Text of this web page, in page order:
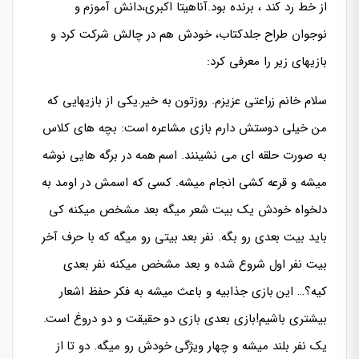
از خط رد کند ، برنده بود.آناهیتا اکبری،دانش آموزم و
نوجوان طراح جلدکتاب، خودش هم در چالش شرکت کرد و
بازیهای زیر را معرفی کرد:
سلام خانم زراعتی عزیزم. روزتون به خیر.یکی از بازیهایی که
من خیلی دوستش دارم بازی مشاعره است: بچه های کلاس
به صورت حلقه ای می نشینند. اسم همه در برگه هایی نوشه
میشه و قرعه کشی انجام میشه. کسی که اسمش در اومد به
دلخواه خودش یک بیت شعر میگه بعد مشخص میکنه کی
باید بیت بعدی رو بگه. نفر بعد بیتی رو میگه که با حرف آخر
بیت نفر اول شروع شده و بعد مشخص میکنه نفر بعدی
کیه؟… این بازی جذابیه و باعث میشه به فکر حفظ اشعار
بیشتری باشیم!بازی بعدی بازی دو حقیقت و دو دروغ است.
یک نفر بلند میشه و چهار ویژگی خودش رو میگه. دو تا از